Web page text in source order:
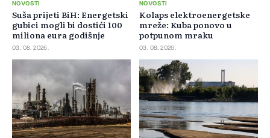
NOVOSTI
Suša prijeti BiH: Energetski
gubici mogli bi dostići 100
miliona eura godišnje
03. 08. 2026.
NOVOSTI
Kolaps elektroenergetske
mreže: Kuba ponovo u
potpunom mraku
03. 08. 2026.